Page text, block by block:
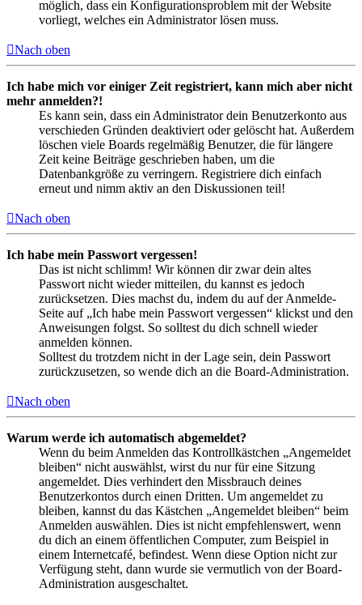
möglich, dass ein Konfigurationsproblem mit der Website
vorliegt, welches ein Administrator lösen muss.
Nach oben
Ich habe mich vor einiger Zeit registriert, kann mich aber nicht
mehr anmelden?!
Es kann sein, dass ein Administrator dein Benutzerkonto aus
verschieden Gründen deaktiviert oder gelöscht hat. Außerdem
löschen viele Boards regelmäßig Benutzer, die für längere
Zeit keine Beiträge geschrieben haben, um die
Datenbankgröße zu verringern. Registriere dich einfach
erneut und nimm aktiv an den Diskussionen teil!
Nach oben
Ich habe mein Passwort vergessen!
Das ist nicht schlimm! Wir können dir zwar dein altes
Passwort nicht wieder mitteilen, du kannst es jedoch
zurücksetzen. Dies machst du, indem du auf der Anmelde-
Seite auf „Ich habe mein Passwort vergessen“ klickst und den
Anweisungen folgst. So solltest du dich schnell wieder
anmelden können.
Solltest du trotzdem nicht in der Lage sein, dein Passwort
zurückzusetzen, so wende dich an die Board-Administration.
Nach oben
Warum werde ich automatisch abgemeldet?
Wenn du beim Anmelden das Kontrollkästchen „Angemeldet
bleiben“ nicht auswählst, wirst du nur für eine Sitzung
angemeldet. Dies verhindert den Missbrauch deines
Benutzerkontos durch einen Dritten. Um angemeldet zu
bleiben, kannst du das Kästchen „Angemeldet bleiben“ beim
Anmelden auswählen. Dies ist nicht empfehlenswert, wenn
du dich an einem öffentlichen Computer, zum Beispiel in
einem Internetcafé, befindest. Wenn diese Option nicht zur
Verfügung steht, dann wurde sie vermutlich von der Board-
Administration ausgeschaltet.